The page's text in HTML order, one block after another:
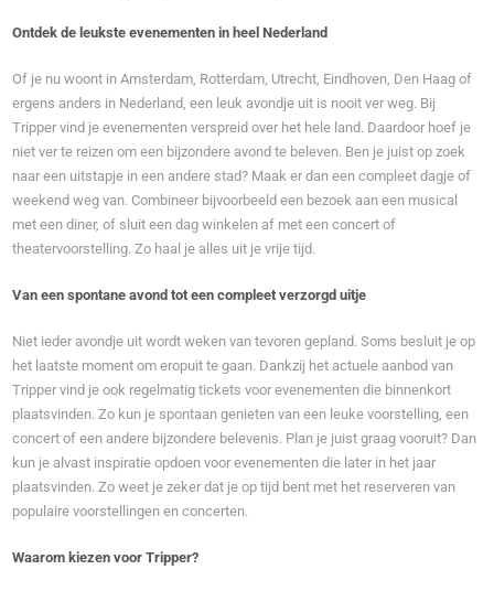
Ontdek de leukste evenementen in heel Nederland
Of je nu woont in Amsterdam, Rotterdam, Utrecht, Eindhoven, Den Haag of
ergens anders in Nederland, een leuk avondje uit is nooit ver weg. Bij
Tripper vind je evenementen verspreid over het hele land. Daardoor hoef je
niet ver te reizen om een bijzondere avond te beleven. Ben je juist op zoek
naar een uitstapje in een andere stad? Maak er dan een compleet dagje of
weekend weg van. Combineer bijvoorbeeld een bezoek aan een musical
met een diner, of sluit een dag winkelen af met een concert of
theatervoorstelling. Zo haal je alles uit je vrije tijd.
Van een spontane avond tot een compleet verzorgd uitje
Niet ieder avondje uit wordt weken van tevoren gepland. Soms besluit je op
het laatste moment om eropuit te gaan. Dankzij het actuele aanbod van
Tripper vind je ook regelmatig tickets voor evenementen die binnenkort
plaatsvinden. Zo kun je spontaan genieten van een leuke voorstelling, een
concert of een andere bijzondere belevenis. Plan je juist graag vooruit? Dan
kun je alvast inspiratie opdoen voor evenementen die later in het jaar
plaatsvinden. Zo weet je zeker dat je op tijd bent met het reserveren van
populaire voorstellingen en concerten.
Waarom kiezen voor Tripper?